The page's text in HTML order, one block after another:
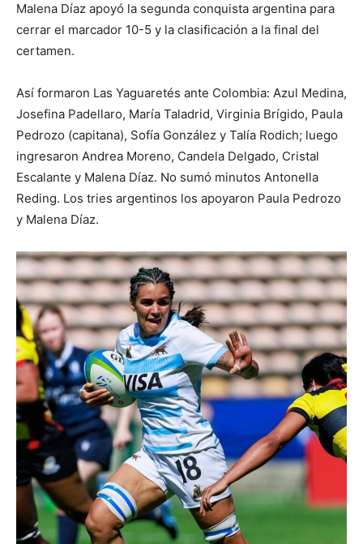
Malena Díaz apoyó la segunda conquista argentina para
cerrar el marcador 10-5 y la clasificación a la final del
certamen.
Así formaron Las Yaguaretés ante Colombia: Azul Medina,
Josefina Padellaro, María Taladrid, Virginia Brígido, Paula
Pedrozo (capitana), Sofía González y Talía Rodich; luego
ingresaron Andrea Moreno, Candela Delgado, Cristal
Escalante y Malena Díaz. No sumó minutos Antonella
Reding. Los tries argentinos los apoyaron Paula Pedrozo
y Malena Díaz.